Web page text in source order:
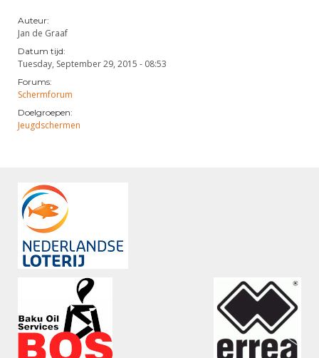
Auteur:
Jan de Graaf
Datum tijd:
Tuesday, September 29, 2015 - 08:53
Forums:
Schermforum
Doelgroepen:
Jeugdschermen